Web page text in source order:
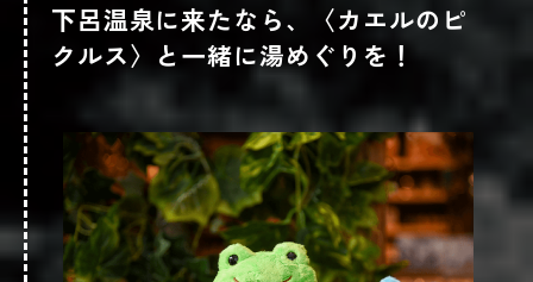
下呂温泉に来たなら、〈カエルのピ
クルス〉と一緒に湯めぐりを！